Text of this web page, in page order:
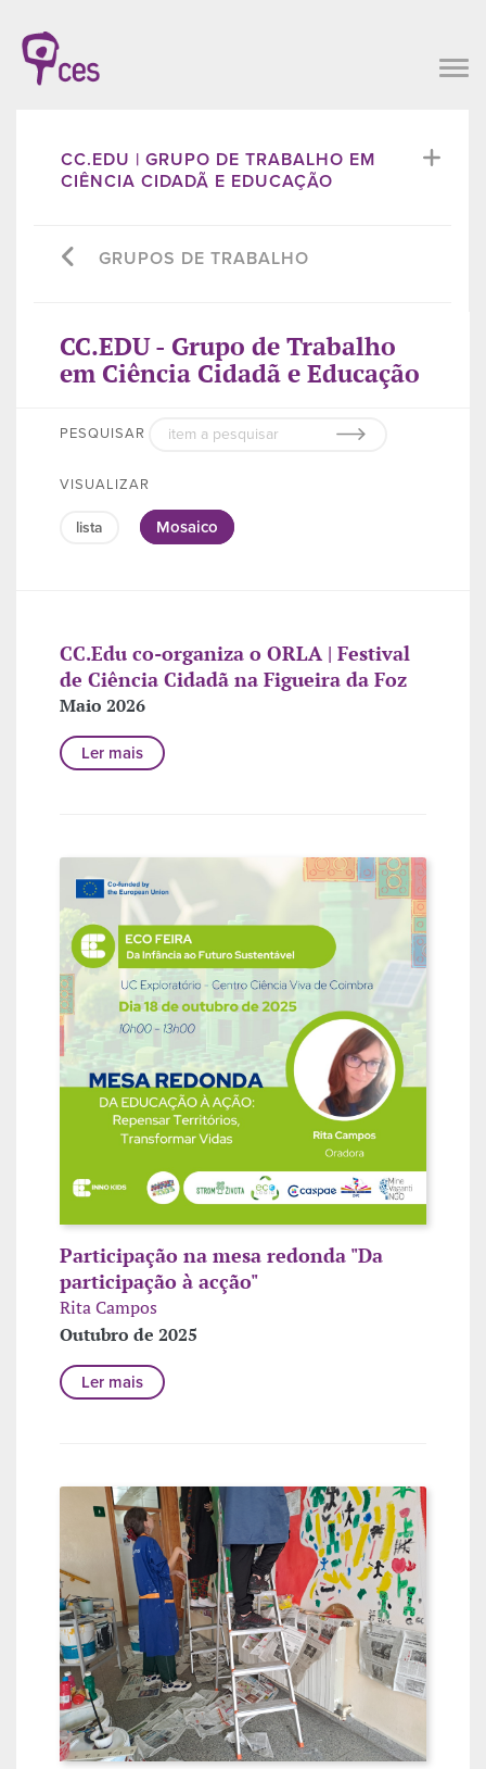
CC.EDU | GRUPO DE TRABALHO EM
CIÊNCIA CIDADÃ E EDUCAÇÃO
GRUPOS DE TRABALHO
CC.EDU - Grupo de Trabalho
em Ciência Cidadã e Educação
PESQUISAR
VISUALIZAR
lista Mosaico
CC.Edu co-organiza o ORLA | Festival
de Ciência Cidadã na Figueira da Foz
Maio 2026
Ler mais
Participação na mesa redonda "Da
participação à acção"
Rita Campos
Outubro de 2025
Ler mais